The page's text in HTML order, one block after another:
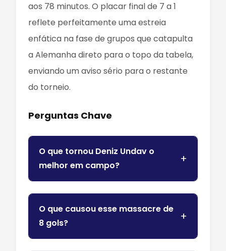
aos 78 minutos. O placar final de 7 a 1
reflete perfeitamente uma estreia
enfática na fase de grupos que catapulta
a Alemanha direto para o topo da tabela,
enviando um aviso sério para o restante
do torneio.
Perguntas Chave
O que tornou Deniz Undav o
melhor em campo?
O que causou esse massacre de
8 gols?